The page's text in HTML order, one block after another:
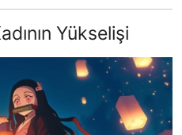
Yükselişi